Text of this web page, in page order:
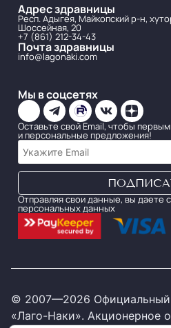
Адрес здравницы
Респ. Адыгея, Майкопский р-н,
Шоссейная, 20
+7 (861) 212-34-43
Почта здравницы
info@lagonaki.com
Мы в соцсетях
Оставьте свой Email, чтобы
и персональные предложения!
Отправляя свои данные, вы даете
персональных данных
© 2007—2026 Официальный
«Лаго-Наки». Акционерное